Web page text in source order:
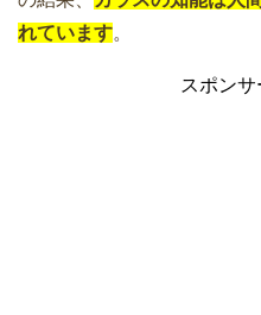
れています。
スポン